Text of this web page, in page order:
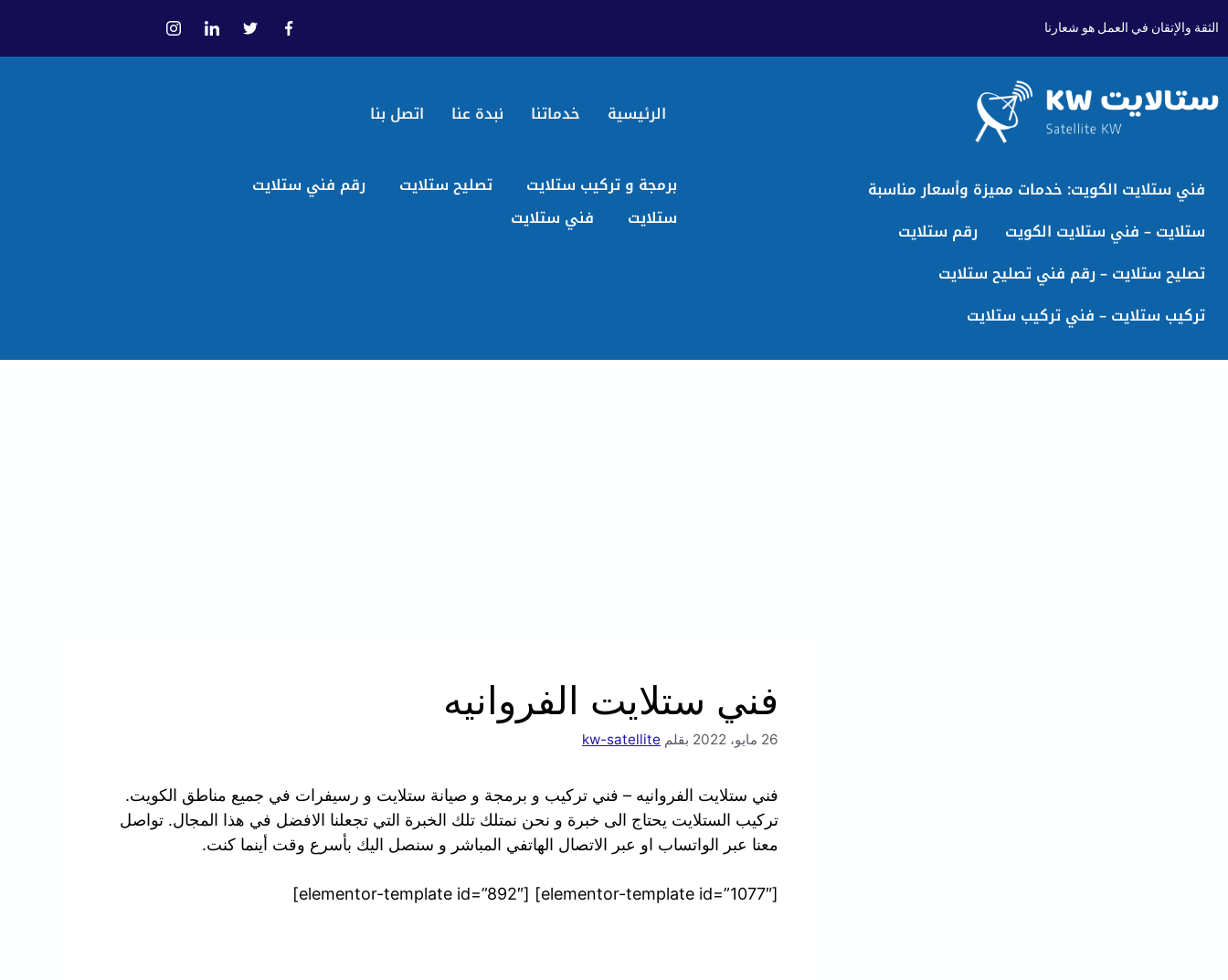
الثقة والإتقان في العمل هو شعارنا
الرئيسية خدماتنا نبدة عنا اتصل بنا
فني ستلايت الكويت: خدمات مميزة وأسعار مناسبة
ستلايت – فني ستلايت الكويت
رقم ستلايت
تصليح ستلايت – رقم فني تصليح ستلايت
تركيب ستلايت – فني تركيب ستلايت
برمجة و تركيب ستلايت تصليح ستلايت
رقم فني ستلايت
ستلايت
فني ستلايت
فني ستلايت الفروانيه
26 مايو، 2022 بقلم kw-satellite
فني ستلايت الفروانيه – فني تركيب و برمجة و صيانة ستلايت و رسيفرات في جميع مناطق الكويت.
تركيب الستلايت يحتاج الى خبرة و نحن نمتلك تلك الخبرة التي تجعلنا الافضل في هذا المجال. تواصل
معنا عبر الواتساب او عبر الاتصال الهاتفي المباشر و سنصل اليك بأسرع وقت أينما كنت.
[elementor-template id=”1077″] [elementor-template id=”892″]